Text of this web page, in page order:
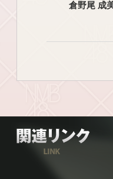
倉野尾 成